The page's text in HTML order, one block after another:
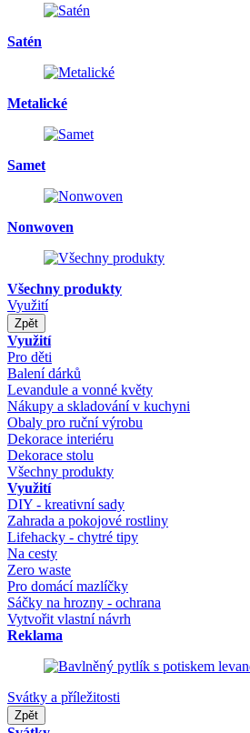
Satén
Metalické
Samet
Nonwoven
Všechny produkty
Využití
Zpět
Využití
Pro děti
Balení dárků
Levandule a vonné květy
Nákupy a skladování v kuchyni
Obaly pro ruční výrobu
Dekorace interiéru
Dekorace stolu
Všechny produkty
Využití
DIY - kreativní sady
Zahrada a pokojové rostliny
Lifehacky - chytré tipy
Na cesty
Zero waste
Pro domácí mazlíčky
Sáčky na hrozny - ochrana
Vytvořit vlastní návrh
Reklama
Svátky a příležitosti
Zpět